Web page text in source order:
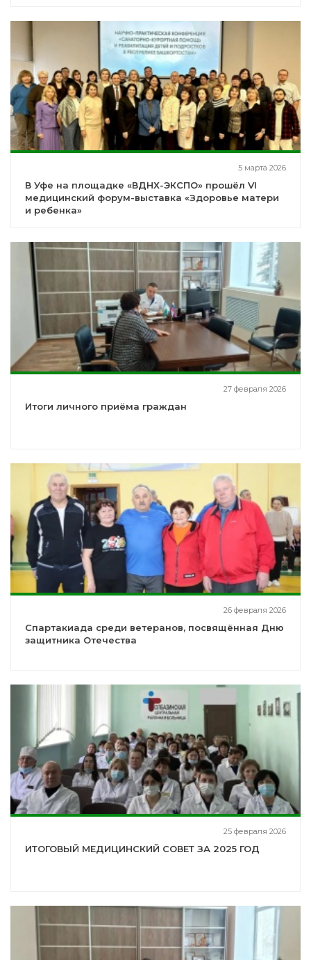
5 марта 2026
В Уфе на площадке «ВДНХ-ЭКСПО» прошёл VI
медицинский форум-выставка «Здоровье матери
и ребенка»
27 февраля 2026
Итоги личного приёма граждан
26 февраля 2026
Спартакиада среди ветеранов, посвящённая Дню
защитника Отечества
25 февраля 2026
ИТОГОВЫЙ МЕДИЦИНСКИЙ СОВЕТ ЗА 2025 ГОД